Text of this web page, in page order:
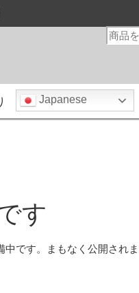
Japanese
す
です。まもなく公開されま